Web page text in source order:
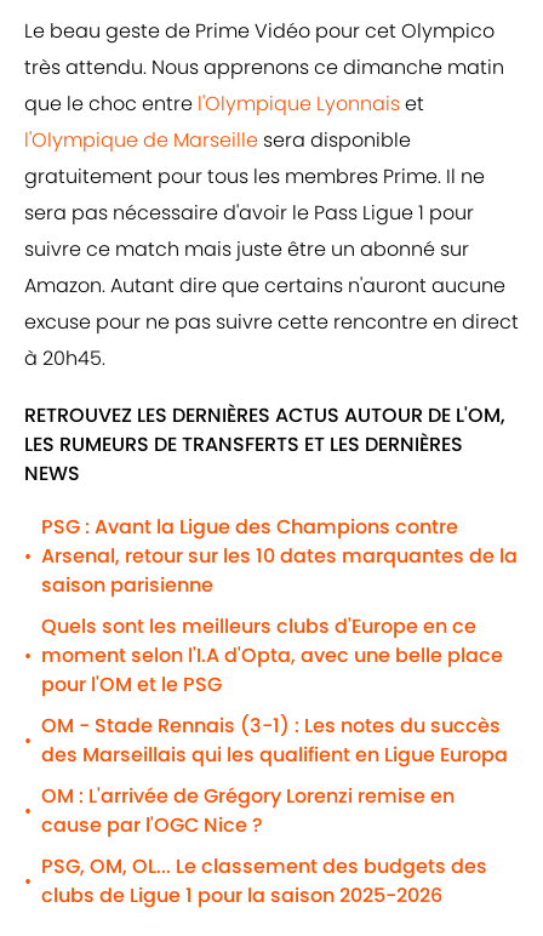
Le beau geste de Prime Vidéo pour cet Olympico
très attendu. Nous apprenons ce dimanche matin
que le choc entre l'Olympique Lyonnaiset
l'Olympique de Marseille sera disponible
gratuitement pour tous les membres Prime. Il ne
sera pas nécessaire d'avoir le Pass Ligue 1 pour
suivre ce match mais juste être un abonné sur
Amazon. Autant dire que certains n'auront aucune
excuse pour ne pas suivre cette rencontre en direct
à 20h45.
RETROUVEZ LES DERNIÈRES ACTUS AUTOUR DE L'OM,
LES RUMEURS DE TRANSFERTS ET LES DERNIÈRES
NEWS
•
PSG : Avant la Ligue des Champions contre
Arsenal, retour sur les 10 dates marquantes de la
saison parisienne
•
Quels sont les meilleurs clubs d'Europe en ce
moment selon l'I.A d'Opta, avec une belle place
pour l'OM et le PSG
•
OM - Stade Rennais (3-1) : Les notes du succès
des Marseillais qui les qualifient en Ligue Europa
•
OM : L'arrivée de Grégory Lorenzi remise en
cause par l'OGC Nice ?
•
PSG, OM, OL... Le classement des budgets des
clubs de Ligue 1 pour la saison 2025-2026